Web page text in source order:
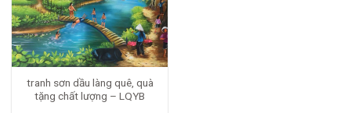
tranh sơn dầu làng quê, quà
tặng chất lượng – LQYB